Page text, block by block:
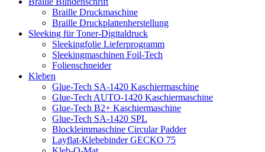
Braille Druckmaschine
Braille Druckplattenherstellung
Sleeking für Toner-Digitaldruck
Sleekingfolie Lieferprogramm
Sleekingmaschinen Foil-Tech
Folienschneider
Kleben
Glue-Tech SA-1420 Kaschiermaschine
Glue-Tech AUTO-1420 Kaschiermaschine
Glue-Tech B2+ Kaschiermaschine
Glue-Tech SA-1420 SPL
Blockleimmaschine Circular Padder
Layflat-Klebebinder GECKO 75